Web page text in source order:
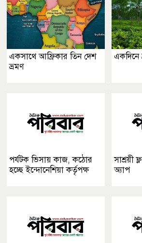
একসাথে আফ্রিকার তিন দেশ
ভ্রমণ
একদিনে
পর্যটক ভিসায় কাজ, কঠোর
হচ্ছে ইন্দোনেশিয়া কর্তৃপক্ষ
সাশ্রয়ী
অ্যাপ